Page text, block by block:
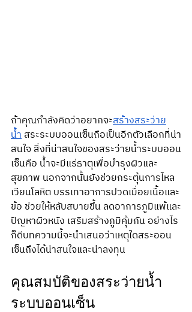
ถ้าคุณกำลังคิดว่าอยากจะสร้างสระว่าย
น้ำ สระระบบออนเซ็นถือเป็นอีกตัวเลือกที่น่า
สนใจ สิ่งที่น่าสนใจของสระว่ายน้ำระบบออน
เซ็นคือ น้ำจะมีแร่ธาตุเพื่อบำรุงผิวและ
สุขภาพ นอกจากนั้นยังช่วยกระตุ้นการไหล
เวียนโลหิต บรรเทาอาการปวดเมื่อยเนื้อและ
ข้อ ช่วยให้หลับสบายขึ้น ลดอาการภูมิแพ้และ
ปัญหาผิวหนัง เสริมสร้างภูมิคุ้มกัน อย่างไร
ก็ดีบทความนี้จะนำเสนอว่าเหตุใดสระออน
เซ็นถึงได้น่าสนใจและน่าลงทุน
คุณสมบัติของสระว่ายน้ำ
ระบบออนเซ็น